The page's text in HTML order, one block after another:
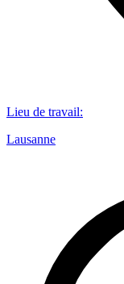
Lieu de travail:
Lausanne